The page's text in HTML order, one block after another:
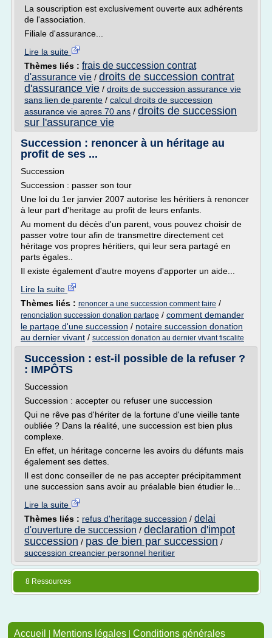
La souscription est exclusivement ouverte aux adhérents
de l'association.
Filiale d'assurance...
Lire la suite
Thèmes liés : frais de succession contrat
d'assurance vie / droits de succession contrat
d'assurance vie / droits de succession assurance vie
sans lien de parente / calcul droits de succession
assurance vie apres 70 ans / droits de succession
sur l'assurance vie
Succession : renoncer à un héritage au
profit de ses ...
Succession
Succession : passer son tour
Une loi du 1er janvier 2007 autorise les héritiers à renoncer
à leur part d'heritage au profit de leurs enfants.
Au moment du décès d'un parent, vous pouvez choisir de
passer votre tour afin de transmettre directement cet
héritage vos propres héritiers, qui leur sera partagé en
parts égales..
Il existe également d'autre moyens d'apporter un aide...
Lire la suite
Thèmes liés : renoncer a une succession comment faire /
renonciation succession donation partage / comment demander
le partage d'une succession / notaire succession donation
au dernier vivant / succession donation au dernier vivant fiscalite
Succession : est-il possible de la refuser ?
: IMPÔTS
Succession
Succession : accepter ou refuser une succession
Qui ne rêve pas d'hériter de la fortune d'une vieille tante
oubliée ? Dans la réalité, une succession est bien plus
complexe.
En effet, un héritage concerne les avoirs du défunts mais
également ses dettes.
Il est donc conseiller de ne pas accepter précipitamment
une succession sans avoir au préalable bien étudier le...
Lire la suite
Thèmes liés : refus d'heritage succession / delai
d'ouverture de succession / declaration d'impot
succession / pas de bien par succession /
succession creancier personnel heritier
8 Ressources
Accueil | Mentions légales | Conditions générales